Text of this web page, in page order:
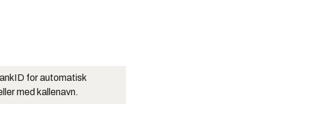
for automatisk
med kallenavn.